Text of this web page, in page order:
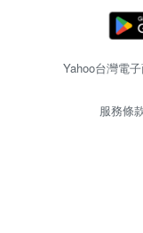
Yahoo台灣電
服務條